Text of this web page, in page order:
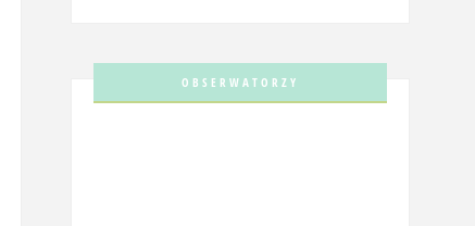
OBSERWATORZY